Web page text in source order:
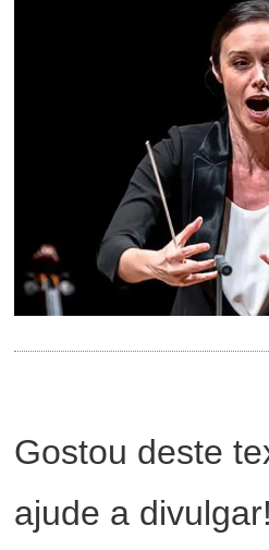
Gostou deste
ajude a divulgar!